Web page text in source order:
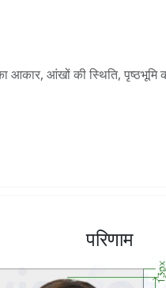
आकार, आंखों की स्थिति, पृष्ठभूमि
परिणाम